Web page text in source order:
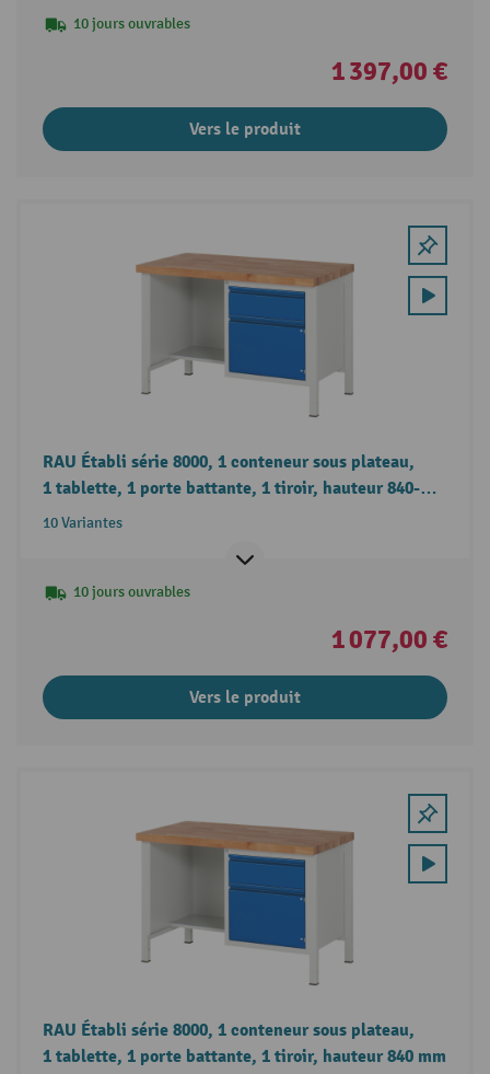
10 jours ouvrables
1 397,00 €
Vers le produit
RAU Établi série 8000, 1 conteneur sous plateau,
1 tablette, 1 porte battante, 1 tiroir, hauteur 840-
1 040 mm
10 Variantes
10 jours ouvrables
1 077,00 €
Vers le produit
RAU Établi série 8000, 1 conteneur sous plateau,
1 tablette, 1 porte battante, 1 tiroir, hauteur 840 mm